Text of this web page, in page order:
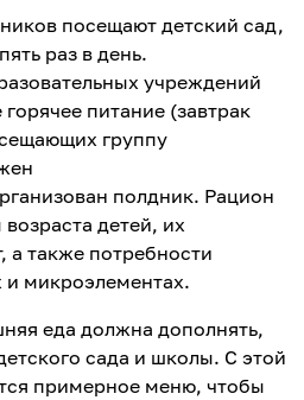
посещают детский сад,
раз в день.
учреждений
питание (завтрак
группу
полдник. Рацион
детей, их
а также потребности
микроэлементах.
еда должна дополнять,
сада и школы. С этой
примерное меню, чтобы